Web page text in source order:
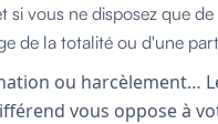
vous ne disposez que
de la totalité ou d'une
ou harcèlement…
vous oppose à